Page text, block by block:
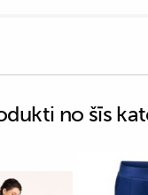
no šīs